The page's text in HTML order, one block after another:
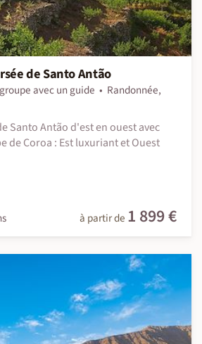
de Santo Antão
avec un guide
Randonnée,
Santo Antão d'est en ouest avec
de Coroa : Est luxuriant et Ouest
à partir de 1 899 €